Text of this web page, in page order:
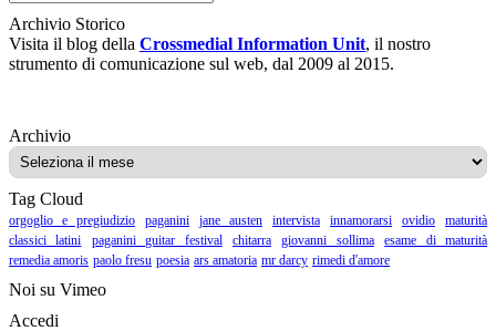
Archivio Storico
Visita il blog della Crossmedial Information Unit, il nostro
strumento di comunicazione sul web, dal 2009 al 2015.
ArchivioArchivio
Tag Cloud
orgoglio e pregiudizio paganini jane austen intervista innamorarsi ovidio
maturità
classici latini
paganini guitar festival chitarra giovanni sollima
esame di maturità
remedia amoris paolo fresu poesia ars amatoria mr darcy rimedi d'amore
Noi su Vimeo
Accedi